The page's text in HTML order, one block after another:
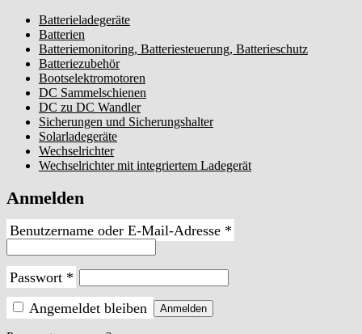
Batterieladegeräte
Batterien
Batteriemonitoring, Batteriesteuerung, Batterieschutz
Batteriezubehör
Bootselektromotoren
DC Sammelschienen
DC zu DC Wandler
Sicherungen und Sicherungshalter
Solarladegeräte
Wechselrichter
Wechselrichter mit integriertem Ladegerät
Anmelden
Benutzername oder E-Mail-Adresse *Erforderlich
Passwort *Erforderlich
Angemeldet bleiben
Anmelden